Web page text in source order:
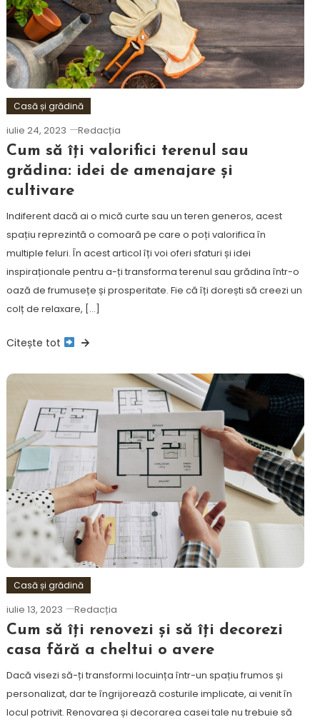
Casă și grădină
iulie 24, 2023 Redacția
Cum să îți valorifici terenul sau
grădina: idei de amenajare și
cultivare
Indiferent dacă ai o mică curte sau un teren generos, acest
spațiu reprezintă o comoară pe care o poți valorifica în
multiple feluri. În acest articol îți voi oferi sfaturi și idei
inspiraționale pentru a-ți transforma terenul sau grădina într-o
oază de frumusețe și prosperitate. Fie că îți dorești să creezi un
colț de relaxare, […]
Citește tot
Casă și grădină
iulie 13, 2023 Redacția
Cum să îți renovezi și să îți decorezi
casa fără a cheltui o avere
Dacă visezi să-ți transformi locuința într-un spațiu frumos și
personalizat, dar te îngrijorează costurile implicate, ai venit în
locul potrivit. Renovarea și decorarea casei tale nu trebuie să